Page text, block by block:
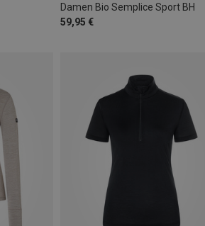
Damen Bio Semplice Sport BH
59,95 €